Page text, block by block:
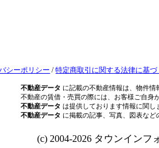
シーポリシー /特定商取引に関する法律に基
不動産データ に記載の不動産情報は、物件
不動産の賃借・売買の際には、お客様ご自身
不動産データ は提供しております情報に関し
不動産データ に掲載の記事、写真、図表な
(c) 2004-2026 タウンインフ